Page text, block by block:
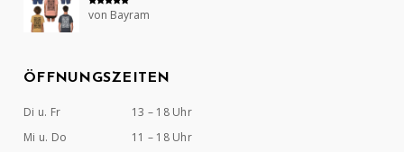
Bewertet mit
von Bayram
ÖFFNUNGSZEITEN
Di u. Fr
13 – 18 Uhr
Mi u. Do
11 – 18 Uhr